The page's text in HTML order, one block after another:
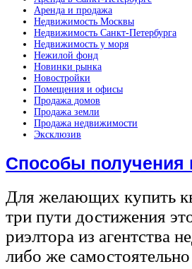
Аренда и продажа
Недвижимость Москвы
Недвижимость Санкт-Петербурга
Недвижимость у моря
Нежилой фонд
Новинки рынка
Новостройки
Помещения и офисы
Продажа домов
Продажа земли
Продажа недвижимости
Эксклюзив
Способы получения
Для желающих купить
три пути достижения
риэлтора из агентства
либо же